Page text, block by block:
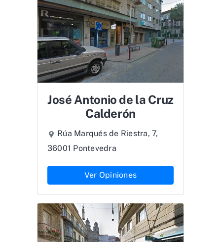
José Antonio de la Cruz
Calderón
Rúa Marqués de Riestra, 7,
36001 Pontevedra
Ver Opiniones